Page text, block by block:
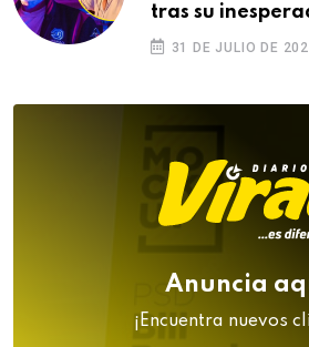
tras su
31 DE JULIO DE
Anuncia
¡Encuentra nuevos